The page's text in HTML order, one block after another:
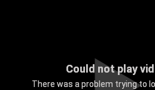
Could not play
There was a problem trying to